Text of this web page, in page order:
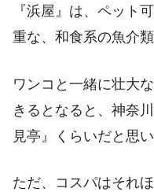
『浜屋』は、ペット
重な、和食系の魚介
ワンコと一緒に壮大
きるとなると、神奈
見亭』くらいだと思い
ただ、コスパはそれ